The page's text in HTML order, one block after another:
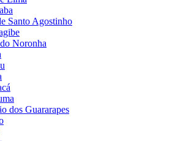
Santo Agostinho
Noronha
dos Guararapes